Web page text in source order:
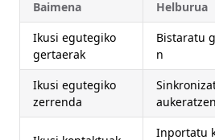
Baimena
Helburua
Ikusi egutegiko
gertaerak
Bistaratu
n
Ikusi egutegiko
zerrenda
Inportatu